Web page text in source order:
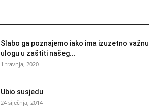
Slabo ga poznajemo iako ima izuzetno važnu
ulogu u zaštiti našeg...
1 travnja, 2020
Ubio susjedu
24 siječnja, 2014